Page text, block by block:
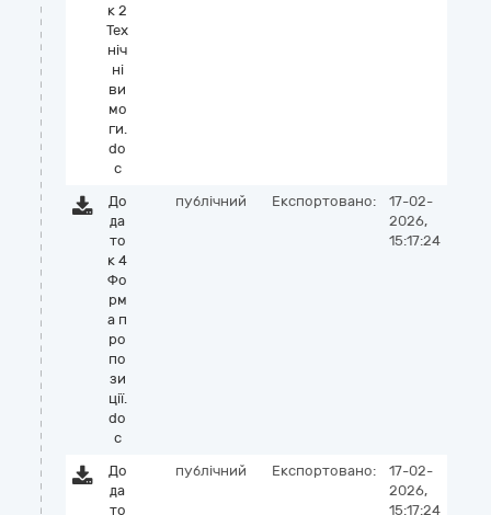
к 2
Тех
ніч
ні
ви
мо
ги.
do
c
До
да
то
к 4
Фо
рм
а п
ро
по
зи
ції.
do
c
публічний Експортовано:
17-02-
2026,
15:17:24
До
да
то
публічний Експортовано:
17-02-
2026,
15:17:24